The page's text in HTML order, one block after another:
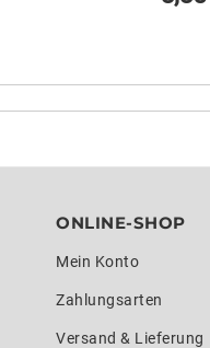
ONLINE-SHOP
Mein Konto
Zahlungsarten
Versand & Lieferung